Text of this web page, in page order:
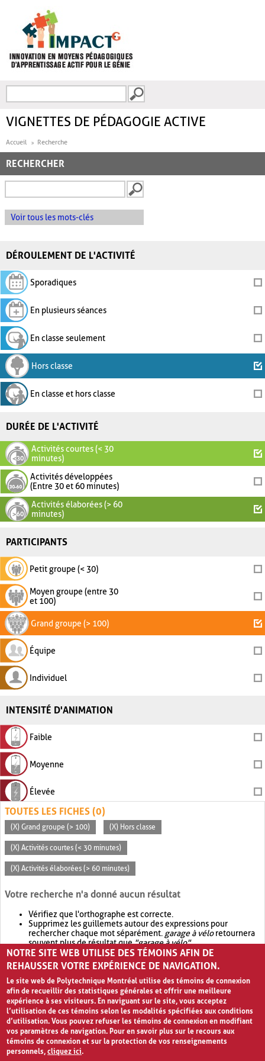
FORMULAIRE DE
VIGNETTES DE PÉDAGOGIE ACTIVE
Accueil Recherche
RECHERCHER
Voir tous les mots-clés
DÉROULEMENT DE L'ACTIVITÉ
Sporadiques
En plusieurs séances
En classe seulement
Hors classe
En classe et hors classe
DURÉE DE L'ACTIVITÉ
Activités courtes (< 30
minutes)
Activités développées
(Entre 30 et 60 minutes)
Activités élaborées (> 60
minutes)
PARTICIPANTS
Petit groupe (< 30)
Moyen groupe (entre 30
et 100)
Grand groupe (> 100)
Équipe
Individuel
INTENSITÉ D'ANIMATION
Faible
Moyenne
Élevée
TOUTES LES FICHES (0)
(X) Grand groupe (> 100) (X) Hors classe
(X) Activités courtes (< 30 minutes)
(X) Activités élaborées (> 60 minutes)
Votre recherche n'a donné aucun résultat
Vérifiez que l'orthographe est correcte.
Supprimez les guillemets autour des expressions pour
rechercher chaque mot séparément. garage à véloretournera
souvent plus de résultat que"garage à vélo".
Envisagez d'élargir votre recherche avec OR.garage OR vélo
retournera souvent plus de résultat quegarage à vélo
NOTRE SITE WEB UTILISE DES TÉMOINS AFIN DE
REHAUSSER VOTRE EXPÉRIENCE DE NAVIGATION.
Le site web de Polytechnique Montréal utilise des témoins de connexion
afin de recueillir des statistiques générales et offrir une meilleure
expérience à ses visiteurs. En naviguant sur le site, vous acceptez
l’utilisation de ces témoins selon les modalités spécifiées aux conditions
d’utilisation. Vous pouvez refuser les témoins de connexion en modifiant
vos paramètres de navigation. Pour en savoir plus sur le recours aux
témoins de connexion et sur la protection de vos renseignements
personnels,cliquez ici.